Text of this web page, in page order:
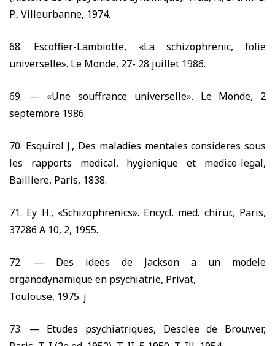
P., Villeurbanne, 1974.
68. Escoffier-Lambiotte, «La schizophrenic, folie
universelle». Le Monde, 27- 28 juillet 1986.
69. — «Une souffrance universelle». Le Monde, 2
septembre 1986.
70. Esquirol J., Des maladies mentales consideres sous
les rapports medical, hygienique et medico-legal,
Bailliere, Paris, 1838.
71. Ey H., «Schizophrenics». Encycl. med. chirur., Paris,
37286 A 10, 2, 1955.
72. — Des idees de Jackson a un modele
organodynamique en psychiatrie, Privat,
Toulouse, 1975. j
73. — Etudes psychiatriques, Desclee de Brouwer,